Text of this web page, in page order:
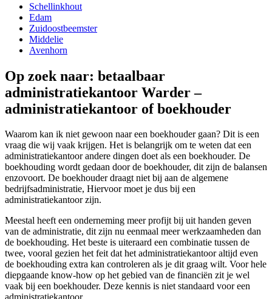
Schellinkhout
Edam
Zuidoostbeemster
Middelie
Avenhorn
Op zoek naar: betaalbaar
administratiekantoor Warder –
administratiekantoor of boekhouder
Waarom kan ik niet gewoon naar een boekhouder gaan? Dit is een
vraag die wij vaak krijgen. Het is belangrijk om te weten dat een
administratiekantoor andere dingen doet als een boekhouder. De
boekhouding wordt gedaan door de boekhouder, dit zijn de balansen
enzovoort. De boekhouder draagt niet bij aan de algemene
bedrijfsadministratie, Hiervoor moet je dus bij een
administratiekantoor zijn.
Meestal heeft een onderneming meer profijt bij uit handen geven
van de administratie, dit zijn nu eenmaal meer werkzaamheden dan
de boekhouding. Het beste is uiteraard een combinatie tussen de
twee, vooral gezien het feit dat het administratiekantoor altijd even
de boekhouding extra kan controleren als je dit graag wilt. Voor hele
diepgaande know-how op het gebied van de financiën zit je wel
vaak bij een boekhouder. Deze kennis is niet standaard voor een